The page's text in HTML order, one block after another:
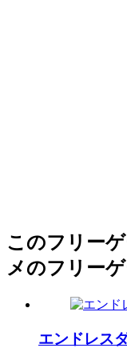
このフリー
メのフリー
エンドレス